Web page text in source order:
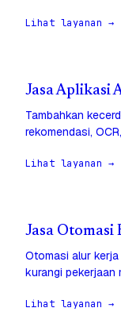
Lihat layanan →
Jasa Aplikasi
Tambahkan
rekomendasi,
Lihat layanan →
Jasa Otomasi
Otomasi alur
kurangi pekerjaan
Lihat layanan →